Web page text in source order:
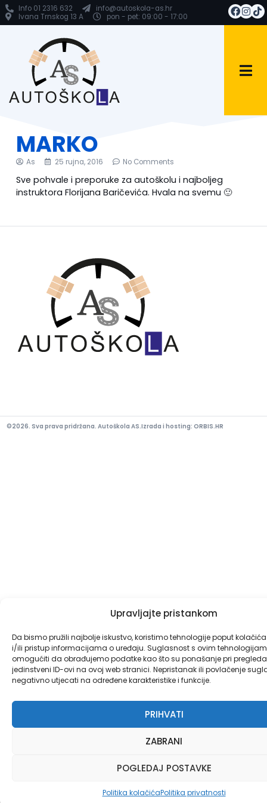
Upravljajte pristankom
Da bismo pružili najbolje iskustvo, koristimo tehnologije poput
i/ili pristup informacijama o uređaju. Suglasnost s ovim
omogućiti da obrađujemo podatke kao što su ponašanje pri
jedinstveni ID-ovi na ovoj web stranici. Nepristanak ili povlačenje
negativno utjecati na određene karakteristike i funkcije.
PRIHVATI
ZABRANI
POGLEDAJ POSTAVKE
Politika kolačićaPolitika privatnosti
Info 01 2316 632
info@autoskola-as.hr
Ivana Trnskog 13 A
pon - pet: 09:00 - 17:00
MARKO
As 25 rujna, 2016 No Comments
Sve pohvale i preporuke za autoškolu i najboljeg
instruktora Florijana Baričevića. Hvala na svemu 🙂
©2026. Sva prava pridržana. Autoškola AS.Izrada i hosting: ORBIS.HR